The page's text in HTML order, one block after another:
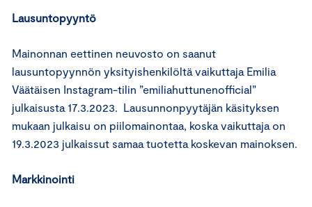
Lausuntopyyntö
Mainonnan eettinen neuvosto on saanut
lausuntopyynnön yksityishenkilöltä vaikuttaja Emilia
Väätäisen Instagram-tilin ”emiliahuttunenofficial”
julkaisusta 17.3.2023. Lausunnonpyytäjän käsityksen
mukaan julkaisu on piilomainontaa, koska vaikuttaja on
19.3.2023 julkaissut samaa tuotetta koskevan mainoksen.
Markkinointi